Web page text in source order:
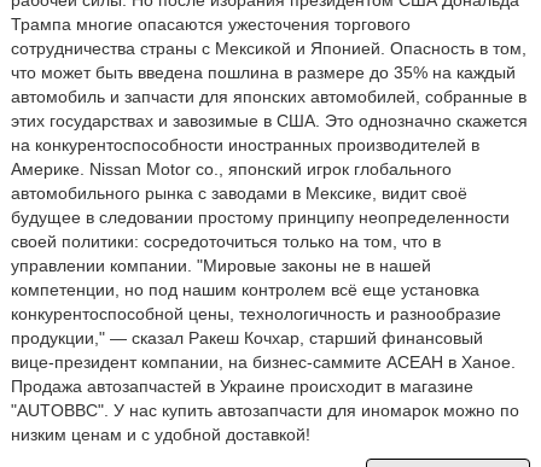
Трампа многие опасаются ужесточения торгового
сотрудничества страны с Мексикой и Японией. Опасность в том,
что может быть введена пошлина в размере до 35% на каждый
автомобиль и запчасти для японских автомобилей, собранные в
этих государствах и завозимые в США. Это однозначно скажется
на конкурентоспособности иностранных производителей в
Америке. Nissan Motor со., японский игрок глобального
автомобильного рынка с заводами в Мексике, видит своё
будущее в следовании простому принципу неопределенности
своей политики: сосредоточиться только на том, что в
управлении компании. "Мировые законы не в нашей
компетенции, но под нашим контролем всё еще установка
конкурентоспособной цены, технологичность и разнообразие
продукции," — сказал Ракеш Кочхар, старший финансовый
вице-президент компании, на бизнес-саммите АСЕАН в Ханое.
Продажа автозапчастей в Украине происходит в магазине
"AUTOBBC". У нас купить автозапчасти для иномарок можно по
низким ценам и с удобной доставкой!